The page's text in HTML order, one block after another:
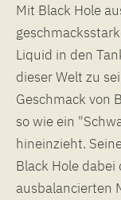
Mit Black Hole
Liquid in den
dieser Welt zu
Geschmack von
so wie ein
hineinzieht.
Black Hole
ausbalancierten